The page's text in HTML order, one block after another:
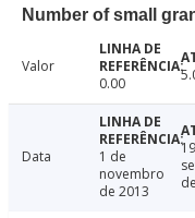
Number of small
Valor
0.00
Data
1 de
novembro
de 2013